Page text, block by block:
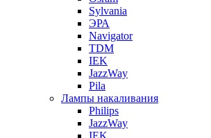
Sylvania
ЭРА
Navigator
TDM
IEK
JazzWay
Pila
Лампы накаливания
Philips
JazzWay
IEK